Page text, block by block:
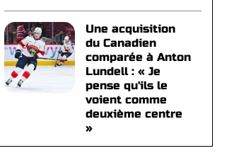
P PU
Une acquisition
du Canadien
comparée à Anton
Lundell : « Je
pense qu'ils le
voient comme
deuxième centre
»